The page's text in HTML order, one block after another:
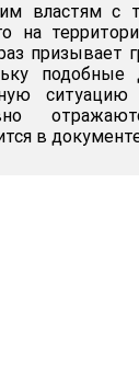
властям с
на
призывает
подобные
ситуацию
в